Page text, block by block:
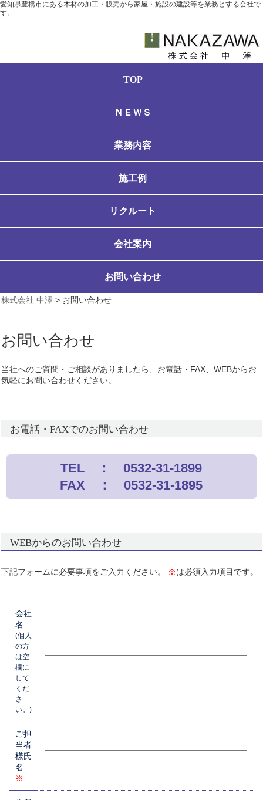
愛知県豊橋市にある木材の加工・販売から家屋・施設の建設等を業務とする会社で
す。
TOP
ＮＥＷＳ
業務内容
施工例
リクルート
会社案内
お問い合わせ
株式会社 中澤 > お問い合わせ
お問い合わせ
当社へのご質問・ご相談がありましたら、お電話・FAX、WEBからお
気軽にお問い合わせください。
お電話・FAXでのお問い合わせ
TEL ： 0532-31-1899
FAX ： 0532-31-1895
WEBからのお問い合わせ
下記フォームに必要事項をご入力ください。 ※は必須入力項目です。
会社
名
(個人
の方
は空
欄に
して
くだ
さ
い。)
ご担
当者
様氏
名
※